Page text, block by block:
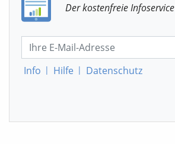
Der kostenfreie Infoservice
Info | Hilfe | Datenschutz